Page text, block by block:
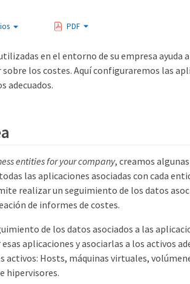
PDF
en el entorno de su empresa ayuda
los costes. Aquí configuraremos las
adecuados.
entities for your company, creamos
las aplicaciones asociadas con cada
realizar un seguimiento de los datos
de informes de costes.
de los datos asociados a las
aplicaciones y asociarlas a los activos
activos: Hosts, máquinas virtuales,
hipervisores.